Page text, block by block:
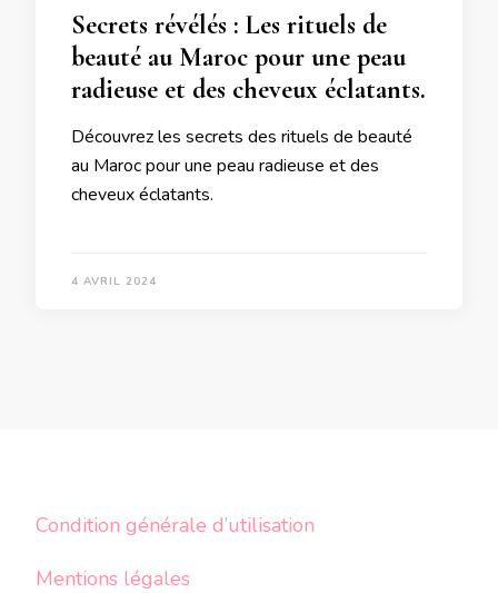
Secrets révélés : Les rituels de
beauté au Maroc pour une peau
radieuse et des cheveux éclatants.
Découvrez les secrets des rituels de beauté
au Maroc pour une peau radieuse et des
cheveux éclatants.
4 AVRIL 2024
Condition générale d’utilisation
Mentions légales